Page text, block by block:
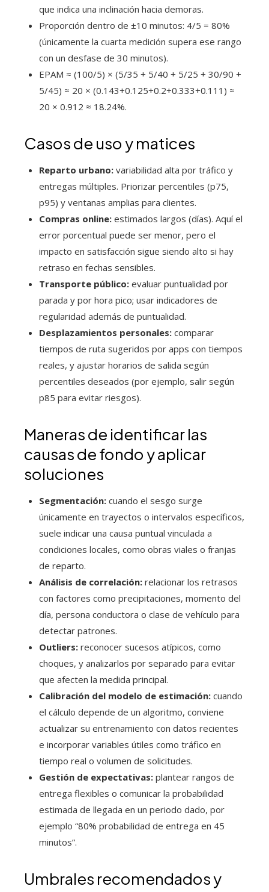
que indica una inclinación hacia demoras.
Proporción dentro de ±10 minutos: 4/5 = 80%
(únicamente la cuarta medición supera ese rango
con un desfase de 30 minutos).
EPAM ≈ (100/5) × (5/35 + 5/40 + 5/25 + 30/90 +
5/45) ≈ 20 × (0.143+0.125+0.2+0.333+0.111) ≈
20 × 0.912 ≈ 18.24%.
Casos de uso y matices
Reparto urbano: variabilidad alta por tráfico y
entregas múltiples. Priorizar percentiles (p75,
p95) y ventanas amplias para clientes.
Compras online: estimados largos (días). Aquí el
error porcentual puede ser menor, pero el
impacto en satisfacción sigue siendo alto si hay
retraso en fechas sensibles.
Transporte público: evaluar puntualidad por
parada y por hora pico; usar indicadores de
regularidad además de puntualidad.
Desplazamientos personales: comparar
tiempos de ruta sugeridos por apps con tiempos
reales, y ajustar horarios de salida según
percentiles deseados (por ejemplo, salir según
p85 para evitar riesgos).
Maneras de identificar las
causas de fondo y aplicar
soluciones
Segmentación: cuando el sesgo surge
únicamente en trayectos o intervalos específicos,
suele indicar una causa puntual vinculada a
condiciones locales, como obras viales o franjas
de reparto.
Análisis de correlación: relacionar los retrasos
con factores como precipitaciones, momento del
día, persona conductora o clase de vehículo para
detectar patrones.
Outliers: reconocer sucesos atípicos, como
choques, y analizarlos por separado para evitar
que afecten la medida principal.
Calibración del modelo de estimación: cuando
el cálculo depende de un algoritmo, conviene
actualizar su entrenamiento con datos recientes
e incorporar variables útiles como tráfico en
tiempo real o volumen de solicitudes.
Gestión de expectativas: plantear rangos de
entrega flexibles o comunicar la probabilidad
estimada de llegada en un periodo dado, por
ejemplo “80% probabilidad de entrega en 45
minutos”.
Umbrales recomendados y